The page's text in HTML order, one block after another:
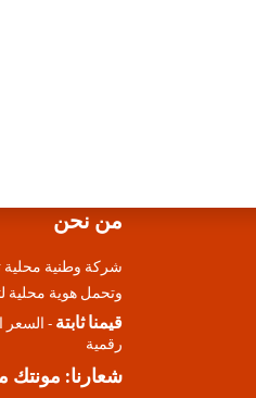
من نحن
شركة وطنية محلية
وتحمل هوية محلية
قيمنا ثابتة - السعر
رقمية
شعارنا: